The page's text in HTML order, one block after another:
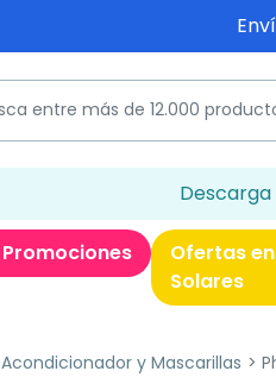
Descarga
Promociones
Ofertas en
Solares
Acondicionador y Mascarillas